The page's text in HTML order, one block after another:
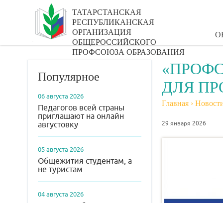
ТАТАРСТАНСКАЯ
РЕСПУБЛИКАНСКАЯ
ОРГАНИЗАЦИЯ
ОБЩЕРОССИЙСКОГО
ПРОФСОЮЗА ОБРАЗОВАНИЯ
Популярное
06 августа 2026
Педагогов всей страны
приглашают на онлайн
августовку
05 августа 2026
Общежития студентам, а
не туристам
04 августа 2026
ДЛЯ
Главная ›
29 января 2026